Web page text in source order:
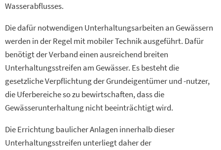
Wasserabflusses.
Die dafür notwendigen Unterhaltungsarbeiten an Gewässern
werden in der Regel mit mobiler Technik ausgeführt. Dafür
benötigt der Verband einen ausreichend breiten
Unterhaltungsstreifen am Gewässer. Es besteht die
gesetzliche Verpflichtung der Grundeigentümer und -nutzer,
die Uferbereiche so zu bewirtschaften, dass die
Gewässerunterhaltung nicht beeinträchtigt wird.
Die Errichtung baulicher Anlagen innerhalb dieser
Unterhaltungsstreifen unterliegt daher der